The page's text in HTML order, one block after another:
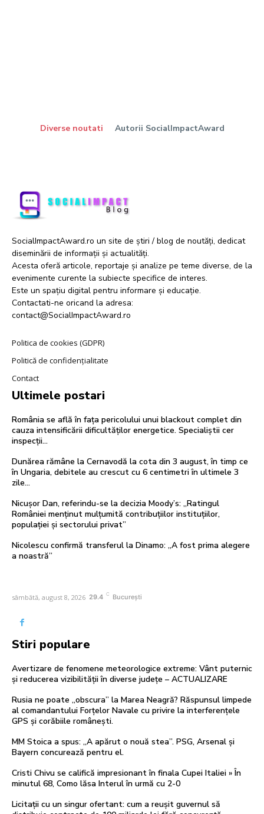
Diverse noutati Autorii SocialImpactAward
SocialImpactAward.ro un site de știri / blog de noutăți, dedicat
diseminării de informații și actualități.
Acesta oferă articole, reportaje și analize pe teme diverse, de la
evenimente curente la subiecte specifice de interes.
Este un spațiu digital pentru informare și educație.
Contactati-ne oricand la adresa:
contact@SocialImpactAward.ro
Politica de cookies (GDPR)
Politică de confidențialitate
Contact
Ultimele postari
România se află în fața pericolului unui blackout complet din
cauza intensificării dificultăților energetice. Specialiștii cer
inspecții…
Dunărea rămâne la Cernavodă la cota din 3 august, în timp ce
în Ungaria, debitele au crescut cu 6 centimetri în ultimele 3
zile...
Nicușor Dan, referindu-se la decizia Moody’s: „Ratingul
României menținut mulțumită contribuțiilor instituțiilor,
populației și sectorului privat”
Nicolescu confirmă transferul la Dinamo: „A fost prima alegere
a noastră”
sâmbătă, august 8, 2026 29.4 C București
Stiri populare
Avertizare de fenomene meteorologice extreme: Vânt puternic
și reducerea vizibilității în diverse județe – ACTUALIZARE
Rusia ne poate „obscura” la Marea Neagră? Răspunsul limpede
al comandantului Forțelor Navale cu privire la interferențele
GPS și corăbiile românești.
MM Stoica a spus: „A apărut o nouă stea”. PSG, Arsenal și
Bayern concurează pentru el.
Cristi Chivu se califică impresionant în finala Cupei Italiei » În
minutul 68, Como lăsa Interul în urmă cu 2-0
Licitații cu un singur ofertant: cum a reușit guvernul să